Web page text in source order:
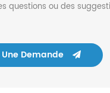
questions ou des
Demande